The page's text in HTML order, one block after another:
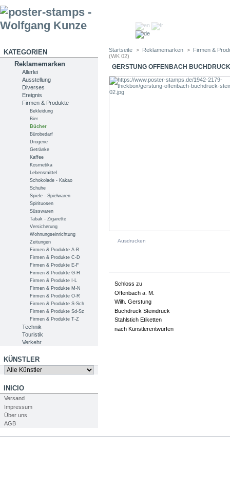
KATEGORIEN
Reklamemarken
Allerlei
Ausstellung
Diverses
Ereignis
Firmen & Produkte
Bekleidung
Bier
Bücher
Bürobedarf
Drogerie
Getränke
Kaffee
Kosmetika
Lebensmittel
Schokolade - Kakao
Schuhe
Spiele - Spielwaren
Spirituosen
Süsswaren
Tabak - Zigarette
Versicherung
Wohnungseinrichtung
Zeitungen
Firmen & Produkte A-B
Firmen & Produkte C-D
Firmen & Produkte E-F
Firmen & Produkte G-H
Firmen & Produkte I-L
Firmen & Produkte M-N
Firmen & Produkte O-R
Firmen & Produkte S-Sch
Firmen & Produkte Sd-Sz
Firmen & Produkte T-Z
Technik
Touristik
Verkehr
KÜNSTLER
INICIO
Versand
Impressum
Über uns
AGB
Startseite > Reklamemarken >
Firmen &
(WK 02)
GERSTUNG OFFENBACH
Ausdrucken
Schloss zu
Offenbach a. M.
Wilh. Gerstung
Buchdruck Steindruck
Stahlstich Etiketten
nach Künstlerentwürfen